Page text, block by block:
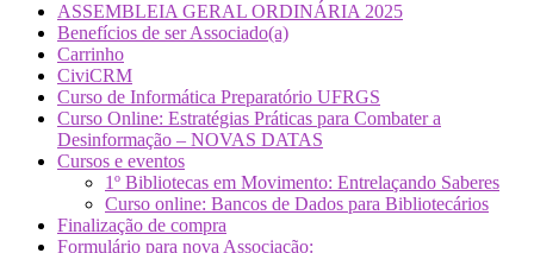
ASSEMBLEIA GERAL ORDINÁRIA 2025
Benefícios de ser Associado(a)
Carrinho
CiviCRM
Curso de Informática Preparatório UFRGS
Curso Online: Estratégias Práticas para Combater a
Desinformação – NOVAS DATAS
Cursos e eventos
1º Bibliotecas em Movimento: Entrelaçando Saberes
Curso online: Bancos de Dados para Bibliotecários
Finalização de compra
Formulário para nova Associação: